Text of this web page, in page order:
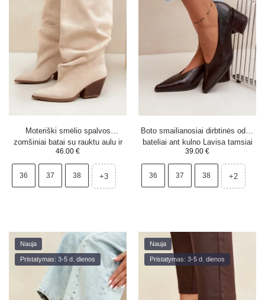
Moteriški smėlio spalvos
zomšiniai batai su rauktu aulu ir
kulnu Durela
46.00 €
36 37 38 +3
Boto smailianosiai dirbtinės odos
bateliai ant kulno Lavisa tamsiai
rudi
39.00 €
36 37 38 +2
Nauja
Pristatymas: 3-5 d. dienos
Nauja
Pristatymas: 3-5 d. dienos